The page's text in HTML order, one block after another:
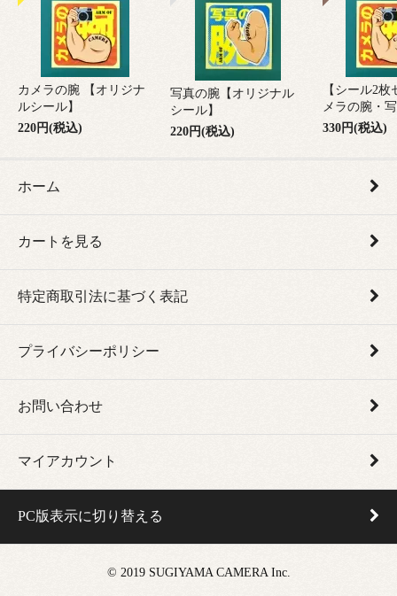
カメラの腕 【オリジナ
ルシール】
220円(税込)
写真の腕【オリジナル
シール】
220円(税込)
【シール2
メラの腕・
330円(税込)
ホーム
カートを見る
特定商取引法に基づく表記
プライバシーポリシー
お問い合わせ
マイアカウント
PC版表示に切り替える
© 2019 SUGIYAMA CAMERA Inc.